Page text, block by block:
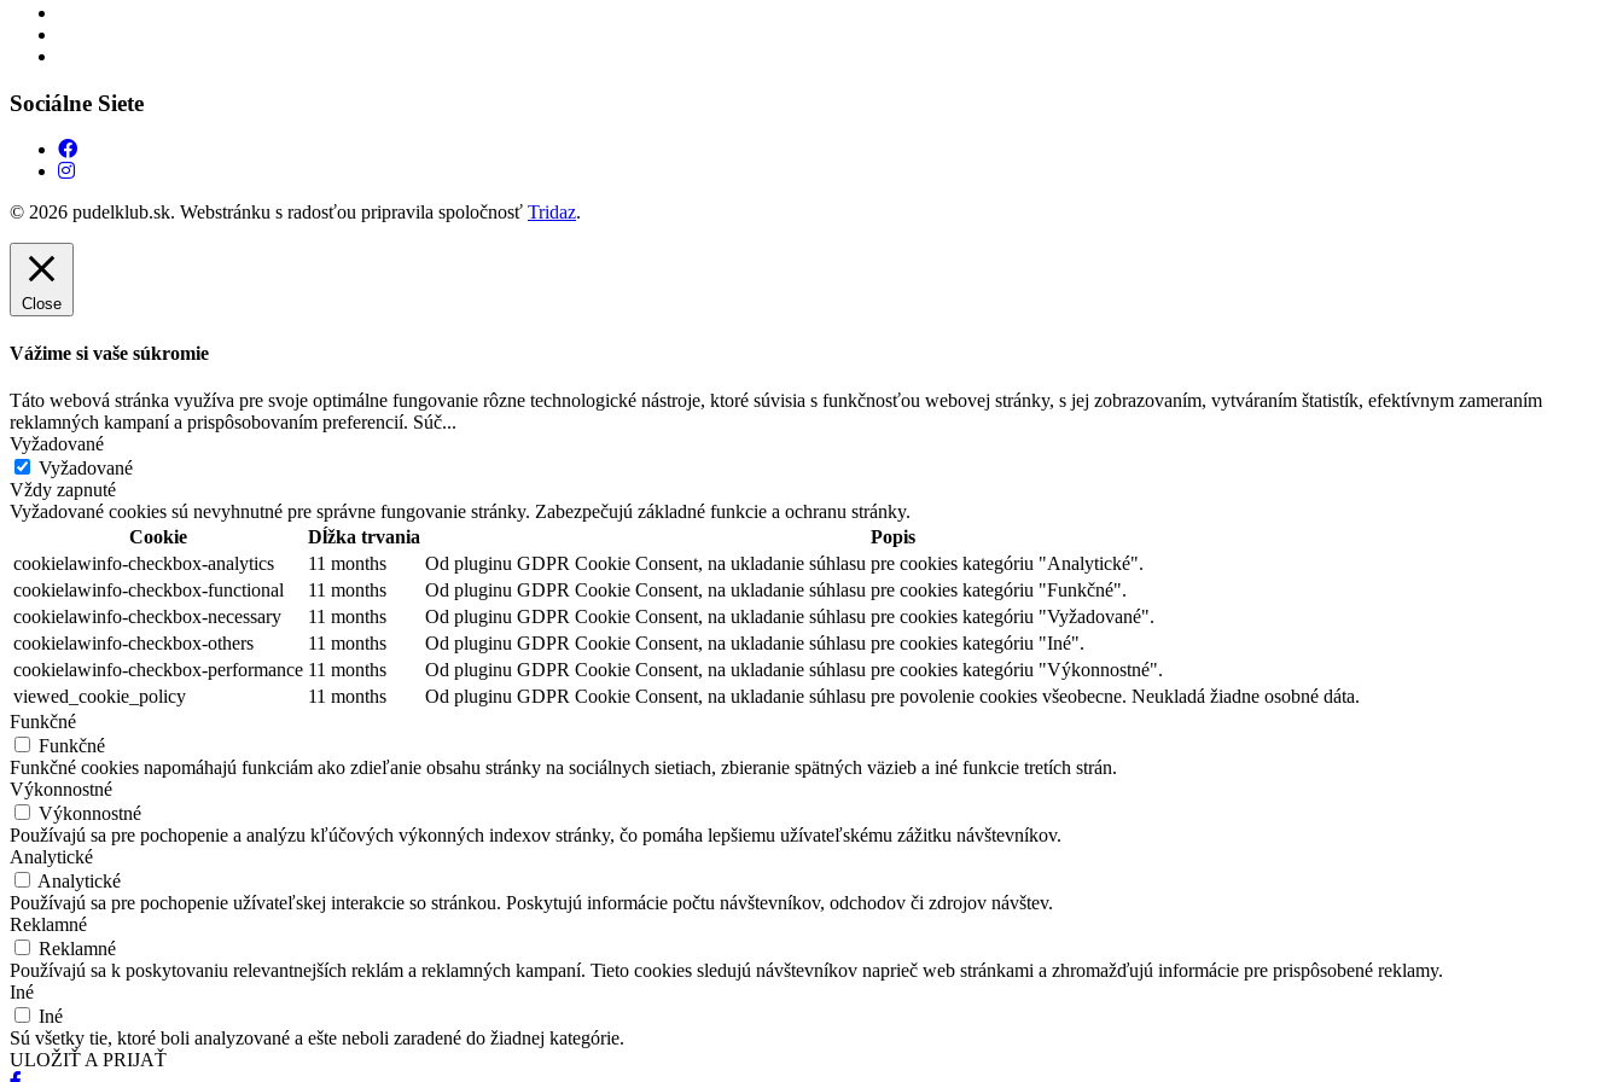
Sociálne Siete
© 2026 pudelklub.sk. Webstránku s radosťou pripravila spoločnosť Tridaz.
Close
Vážime si vaše súkromie
Táto webová stránka využíva pre svoje optimálne fungovanie rôzne technologické nástroje, ktoré súvisia s funkčnosťou webovej stránky, s jej zobrazovaním, vytváraním štatistík, efektívnym zameraním
reklamných kampaní a prispôsobovaním preferencií. Súč...
Vyžadované
Vyžadované
Vždy zapnuté
Vyžadované cookies sú nevyhnutné pre správne fungovanie stránky. Zabezpečujú základné funkcie a ochranu stránky.
Cookie
Dĺžka trvania
Popis
cookielawinfo-checkbox-analytics
11 months
Od pluginu GDPR Cookie Consent, na ukladanie súhlasu pre cookies kategóriu "Analytické".
cookielawinfo-checkbox-functional
11 months
Od pluginu GDPR Cookie Consent, na ukladanie súhlasu pre cookies kategóriu "Funkčné".
cookielawinfo-checkbox-necessary
11 months
Od pluginu GDPR Cookie Consent, na ukladanie súhlasu pre cookies kategóriu "Vyžadované".
cookielawinfo-checkbox-others
11 months
Od pluginu GDPR Cookie Consent, na ukladanie súhlasu pre cookies kategóriu "Iné".
cookielawinfo-checkbox-performance 11 months
Od pluginu GDPR Cookie Consent, na ukladanie súhlasu pre cookies kategóriu "Výkonnostné".
viewed_cookie_policy
11 months
Od pluginu GDPR Cookie Consent, na ukladanie súhlasu pre povolenie cookies všeobecne. Neukladá žiadne osobné dáta.
Funkčné
Funkčné
Funkčné cookies napomáhajú funkciám ako zdieľanie obsahu stránky na sociálnych sietiach, zbieranie spätných väzieb a iné funkcie tretích strán.
Výkonnostné
Výkonnostné
Používajú sa pre pochopenie a analýzu kľúčových výkonných indexov stránky, čo pomáha lepšiemu užívateľskému zážitku návštevníkov.
Analytické
Analytické
Používajú sa pre pochopenie užívateľskej interakcie so stránkou. Poskytujú informácie počtu návštevníkov, odchodov či zdrojov návštev.
Reklamné
Reklamné
Používajú sa k poskytovaniu relevantnejších reklám a reklamných kampaní. Tieto cookies sledujú návštevníkov naprieč web stránkami a zhromažďujú informácie pre prispôsobené reklamy.
Iné
Iné
Sú všetky tie, ktoré boli analyzované a ešte neboli zaradené do žiadnej kategórie.
ULOŽIŤ A PRIJAŤ